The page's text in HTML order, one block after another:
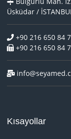
Üsküdar /
+90 216 650 84
+90 216 650 84
Kısayollar